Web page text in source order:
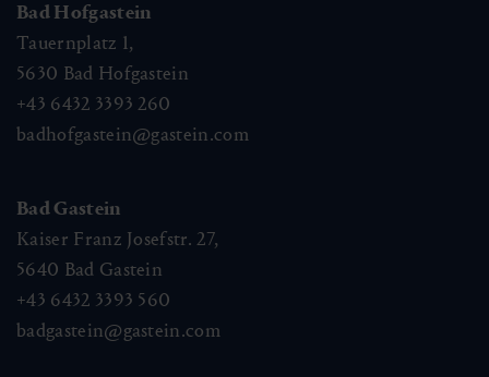
Bad Hofgastein
Tauernplatz 1,
5630 Bad Hofgastein
+43 6432 3393 260
badhofgastein@gastein.com
Bad Gastein
Kaiser Franz Josefstr. 27,
5640 Bad Gastein
+43 6432 3393 560
badgastein@gastein.com